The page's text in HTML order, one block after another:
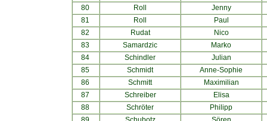
80
Roll
Jenny
81
Roll
Paul
82
Rudat
Nico
83
Samardzic
Marko
84
Schindler
Julian
85
Schmidt
Anne-Sophie
86
Schmitt
Maximilian
87
Schreiber
Elisa
88
Schröter
Philipp